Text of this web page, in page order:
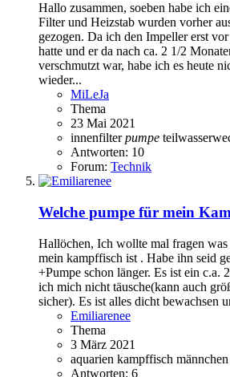
Hallo zusammen, soeben habe ich
Filter und Heizstab wurden vorher
gezogen. Da ich den Impeller erst
hatte und er da nach ca. 2 1/2
verschmutzt war, habe ich es heute
wieder...
MiLeJa
Thema
23 Mai 2021
innenfilterpumpe
Antworten: 10
Forum: Technik
Welche pumpe für mein
Hallöchen, Ich wollte mal fragen was
mein kampffisch ist . Habe ihn seid
+Pumpe schon länger. Es ist ein c.a.
ich mich nicht täusche(kann auch
sicher). Es ist alles dicht bewachsen
Emiliarenee
Thema
3 März 2021
aquarien kampffisch männchen
Antworten: 6